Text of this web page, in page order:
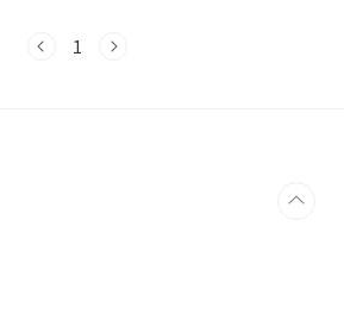
: 전날 사진 찍으면서 ISO 감도를 800으로 해
1